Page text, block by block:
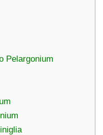
Pelargonium